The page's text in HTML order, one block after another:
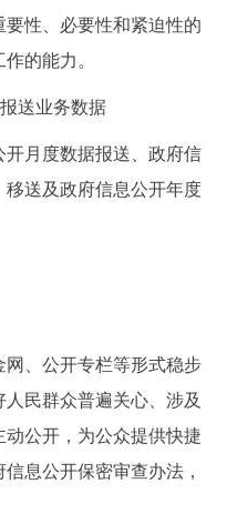
性、必要性和紧迫性的
的能力。
送业务数据
月度数据报送、政府信
送及政府信息公开年度
、公开专栏等形式稳步
民群众普遍关心、涉及
动公开，为公众提供快捷
息公开保密审查办法，